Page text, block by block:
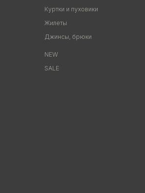
Куртки и пуховики
Жилеты
Джинсы, брюки
NEW
SALE